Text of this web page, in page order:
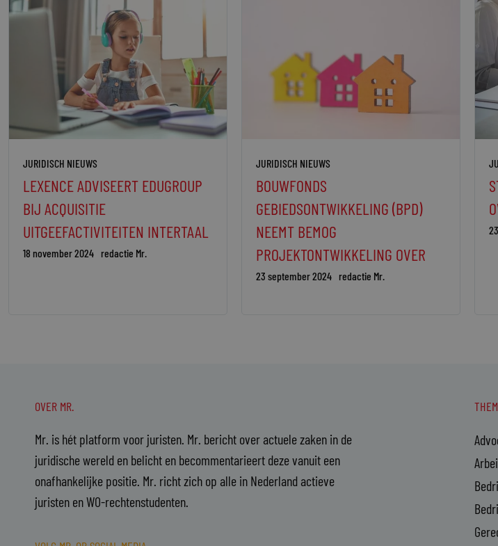
JURIDISCH NIEUWS
LEXENCE ADVISEERT EDUGROUP
BIJ ACQUISITIE
UITGEEFACTIVITEITEN INTERTAAL
18 november 2024 redactie Mr.
JURIDISCH NIEUWS
BOUWFONDS
GEBIEDSONTWIKKELING (BPD)
NEEMT BEMOG
PROJEKTONTWIKKELING OVER
23 september 2024 redactie Mr.
OVER MR.
Mr. is hét platform voor juristen. Mr. bericht over actuele zaken in de
juridische wereld en belicht en becommentarieert deze vanuit een
onafhankelijke positie. Mr. richt zich op alle in Nederland actieve
juristen en WO-rechtenstudenten.